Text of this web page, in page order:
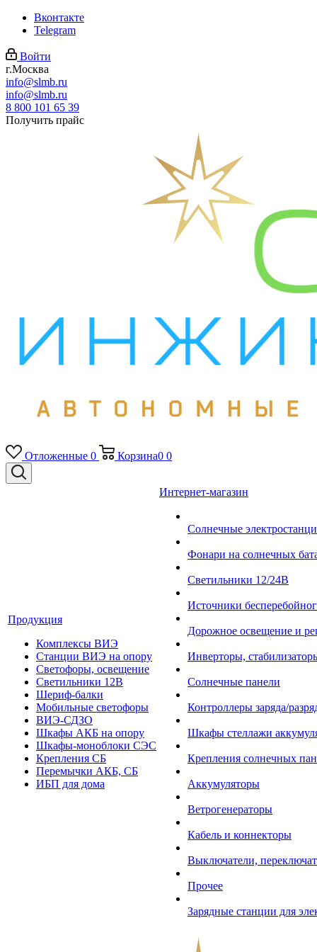
Вконтакте
Telegram
Войти
г.Москва
info@slmb.ru
info@slmb.ru
8 800 101 65 39
Получить прайс
Отложенные 0 Корзина0 0
Продукция
Комплексы ВИЭ
Станции ВИЭ на опору
Светофоры, освещение
Светильники 12В
Шериф-балки
Мобильные светофоры
ВИЭ-СДЗО
Шкафы АКБ на опору
Шкафы-моноблоки СЭС
Крепления СБ
Перемычки АКБ, СБ
ИБП для дома
Интернет-магазин
Солнечные
Фонари на солнечных
Светильники 12/24В
Источники
Дорожное освещение и
Инверторы,
Солнечные панели
Контроллеры заряда/
Шкафы стеллажи
Крепления солнечных
Аккумуляторы
Ветрогенераторы
Кабель и коннекторы
Выключатели,
Прочее
Зарядные станции для